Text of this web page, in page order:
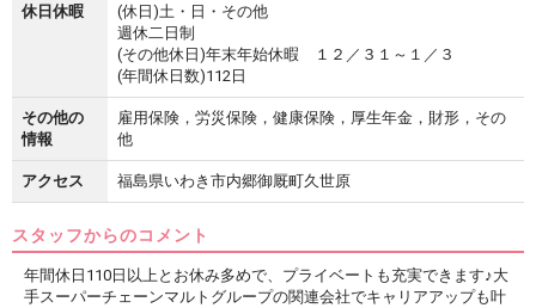
休日休暇
(休日)土・日・その他
週休二日制
(その他休日)年末年始休暇 １２／３１～１／３
(年間休日数)112日
その他の
情報
雇用保険，労災保険，健康保険，厚生年金，財形，その
他
アクセス 福島県いわき市内郷御厩町久世原
スタッフからのコメント
年間休日110日以上とお休み多めで、プライベートも充実できます♪大
手スーパーチェーンマルトグループの関連会社でキャリアアップも叶